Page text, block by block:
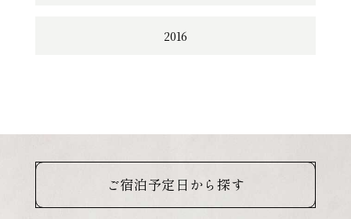
2016
ご宿泊予定日から探す